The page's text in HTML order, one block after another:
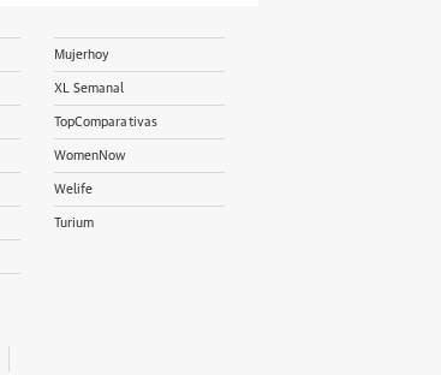
Mujerhoy
XL Semanal
TopComparativas
WomenNow
Welife
Turium